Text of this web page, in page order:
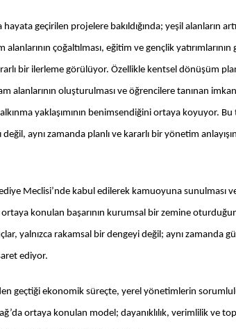
hayata geçirilen projelere bakıldığında; yeşil alanların
çoğaltılması, eğitim ve gençlik
bir ilerleme görülüyor. Özellikle kentsel dönüşüm
alanlarının oluşturulması ve öğrencilere tanınan
yaklaşımının benimsendiğini ortaya koyuyor. Bu
değil, aynı zamanda planlı ve kararlı bir yönetim
Meclisi’nde kabul edilerek kamuoyuna sunulması
konulan başarının kurumsal bir zemine
yalnızca rakamsal bir dengeyi değil; aynı zamanda
ediyor.
geçtiği ekonomik süreçte, yerel yönetimlerin
ortaya konulan model; dayanıklılık, verimlilik ve